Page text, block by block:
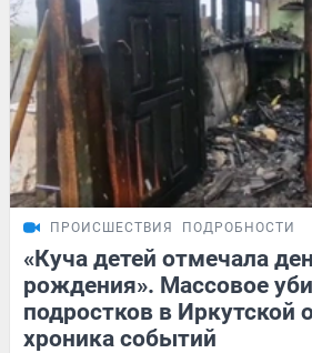
ПРОИСШЕСТВИЯ ПОДРОБНОСТИ
«Куча детей отмечала
рождения». Массовое
подростков в Иркутской
хроника событий